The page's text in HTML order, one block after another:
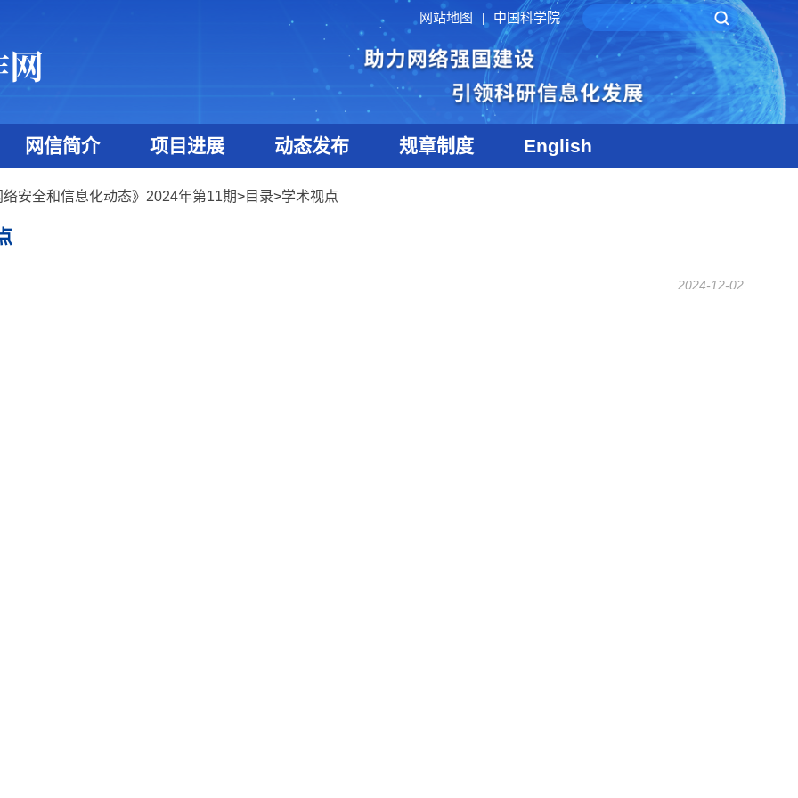
网站地图 中国科学院
网信简介 项目进展 动态发布 规章制度 English
络安全和信息化动态》2024年第11期>目录>学术视点
2024-12-02